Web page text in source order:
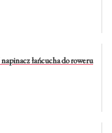
łańcucha do roweru